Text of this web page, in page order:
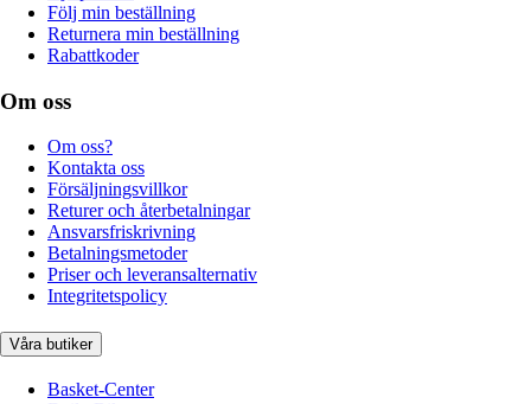
Följ min beställning
Returnera min beställning
Rabattkoder
Om oss
Om oss?
Kontakta oss
Försäljningsvillkor
Returer och återbetalningar
Ansvarsfriskrivning
Betalningsmetoder
Priser och leveransalternativ
Integritetspolicy
Våra butiker
Basket-Center